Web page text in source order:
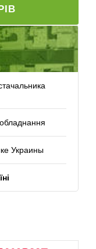
Украины